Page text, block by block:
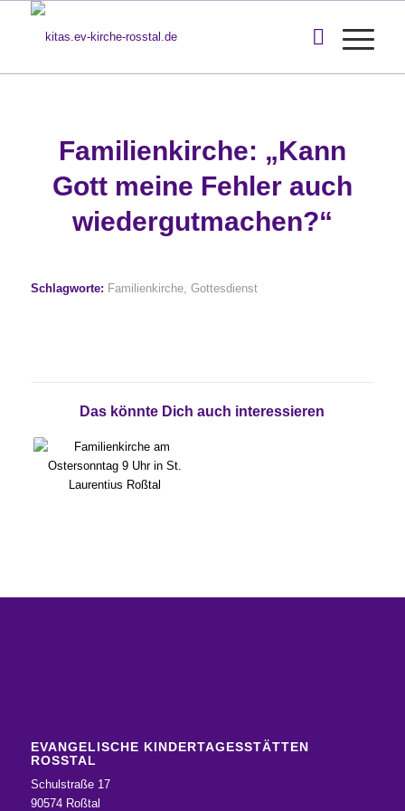
Familienkirche: „Kann
Gott meine Fehler auch
wiedergutmachen?“
Schlagworte: Familienkirche, Gottesdienst
Das könnte Dich auch interessieren
EVANGELISCHE KINDERTAGESSTÄTTEN
ROSSTAL
Schulstraße 17
90574 Roßtal